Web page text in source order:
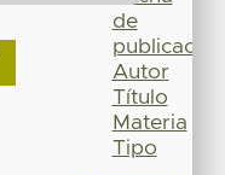
de
publicación
Autor
Título
Materia
Tipo